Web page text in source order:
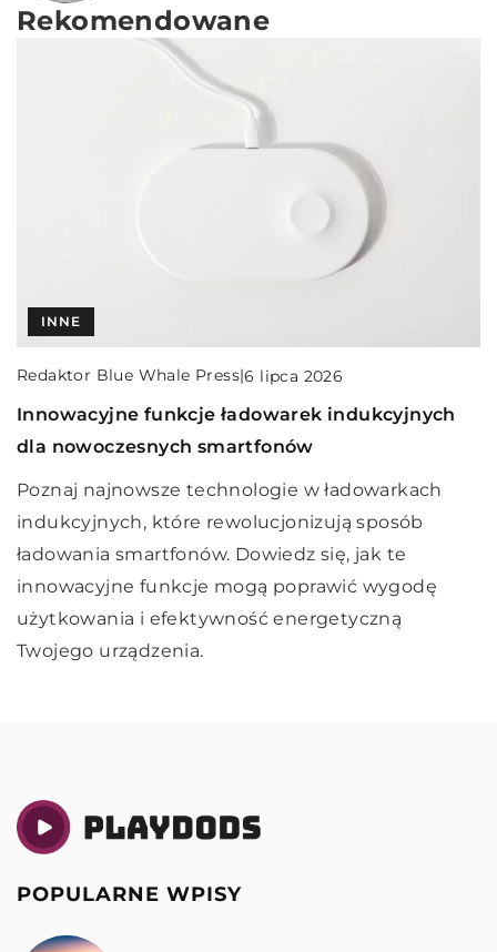
Rekomendowane
KULINARIA
Redaktor Blue Whale Press|20 lutego 2025
Jak dieta ketogeniczna może wpłynąć na Twoje
samopoczucie?
Dowiedz się, jak dieta ketogeniczna może
poprawić Twoje samopoczucie, wpływając na
poziom energii i koncentrację. Odkryj korzyści
zdrowotne oraz potencjalne wyzwania związane z
tym sposobem odżywiania.
INNE
Redaktor Blue Whale Press|6 lipca 2026
Innowacyjne funkcje ładowarek indukcyjnych
dla nowoczesnych smartfonów
Poznaj najnowsze technologie w ładowarkach
indukcyjnych, które rewolucjonizują sposób
ładowania smartfonów. Dowiedz się, jak te
innowacyjne funkcje mogą poprawić wygodę
użytkowania i efektywność energetyczną
Twojego urządzenia.
INNE
Redaktor Blue Whale Press|8 lutego 2024
Zastosowanie przekaźników RM84/AZ743 w
nowoczesnej automatyce przemysłowej
Odkryj jak przekaźniki RM84/AZ743 są
wykorzystywane w nowoczesnej automatyce
przemysłowej, ich różnorodne zastosowania i jak
wpływają na poprawę wydajności i niezawodności
systemów.
POPULARNE WPISY